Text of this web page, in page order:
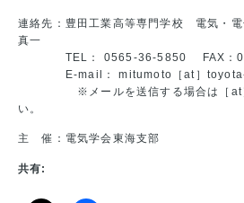
連絡先：豊田工業高等専門学校 電気・
真一
TEL： 0565-36-5850 FAX：
E-mail： mitumoto［at］toyota-
※メールを送信する場合は［at］
い。
主 催：電気学会東海支部
共有: